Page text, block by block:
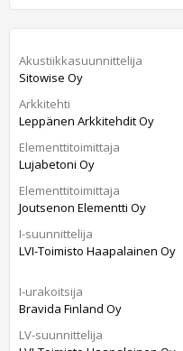
Akustiikkasuunnittelija
Sitowise Oy
Arkkitehti
Leppänen Arkkitehdit Oy
Elementtitoimittaja
Lujabetoni Oy
Elementtitoimittaja
Joutsenon Elementti Oy
I-suunnittelija
LVI-Toimisto Haapalainen Oy
I-urakoitsija
Bravida Finland Oy
LV-suunnittelija